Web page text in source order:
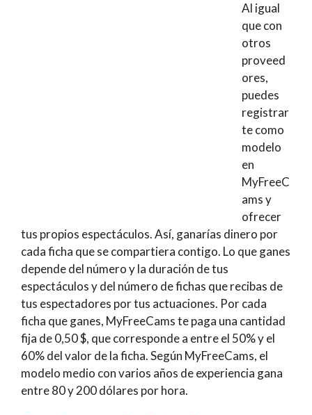
Al igual
que con
otros
proveed
ores,
puedes
registrar
te como
modelo
en
MyFreeC
ams y
ofrecer
tus propios espectáculos. Así, ganarías dinero por
cada ficha que se compartiera contigo. Lo que ganes
depende del número y la duración de tus
espectáculos y del número de fichas que recibas de
tus espectadores por tus actuaciones. Por cada
ficha que ganes, MyFreeCams te paga una cantidad
fija de 0,50 $, que corresponde a entre el 50% y el
60% del valor de la ficha. Según MyFreeCams, el
modelo medio con varios años de experiencia gana
entre 80 y 200 dólares por hora.